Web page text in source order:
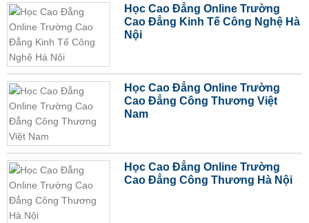
Học Cao Đẳng Online Trường
Cao Đẳng Kinh Tế Công Nghệ Hà
Nội
Học Cao Đẳng Online Trường
Cao Đẳng Công Thương Việt
Nam
Học Cao Đẳng Online Trường
Cao Đẳng Công Thương Hà Nội